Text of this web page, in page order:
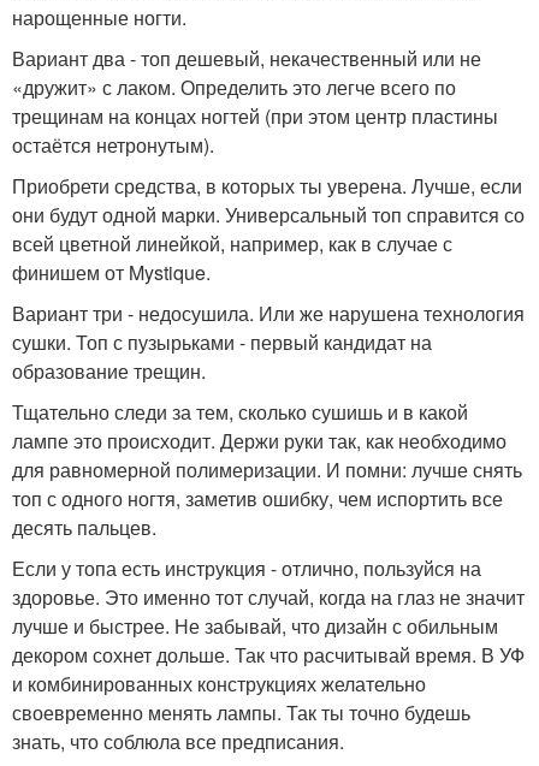
нарощенные ногти.
Вариант два - топ дешевый, некачественный или не
«дружит» с лаком. Определить это легче всего по
трещинам на концах ногтей (при этом центр пластины
остаётся нетронутым).
Приобрети средства, в которых ты уверена. Лучше, если
они будут одной марки. Универсальный топ справится со
всей цветной линейкой, например, как в случае с
финишем от Mystique.
Вариант три - недосушила. Или же нарушена технология
сушки. Топ с пузырьками - первый кандидат на
образование трещин.
Тщательно следи за тем, сколько сушишь и в какой
лампе это происходит. Держи руки так, как необходимо
для равномерной полимеризации. И помни: лучше снять
топ с одного ногтя, заметив ошибку, чем испортить все
десять пальцев.
Если у топа есть инструкция - отлично, пользуйся на
здоровье. Это именно тот случай, когда на глаз не значит
лучше и быстрее. Не забывай, что дизайн с обильным
декором сохнет дольше. Так что расчитывай время. В УФ
и комбинированных конструкциях желательно
своевременно менять лампы. Так ты точно будешь
знать, что соблюла все предписания.